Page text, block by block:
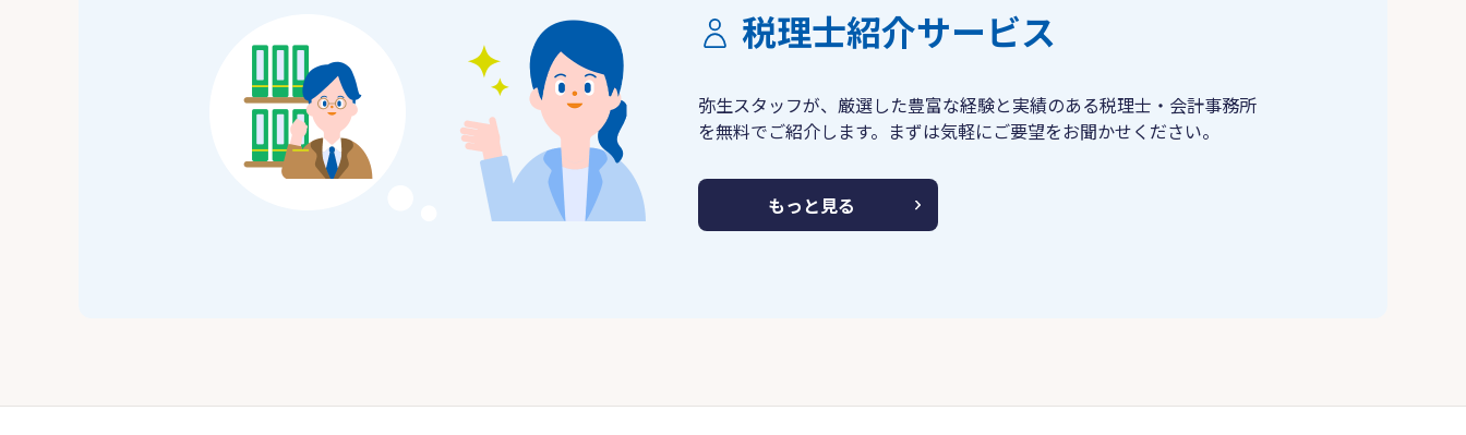
税理士紹介サービス
弥生スタッフが、厳選した豊富な経験と実績のある税理士・会計事務所
を無料でご紹介します。まずは気軽にご要望をお聞かせください。
もっと見る